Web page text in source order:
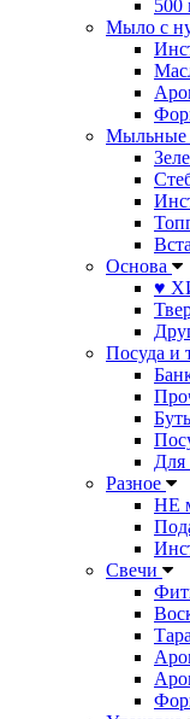
500
Мыло с
Мыльные
Основа
♥
Посуда и
Для
Разное
НЕ
Свечи
Тара